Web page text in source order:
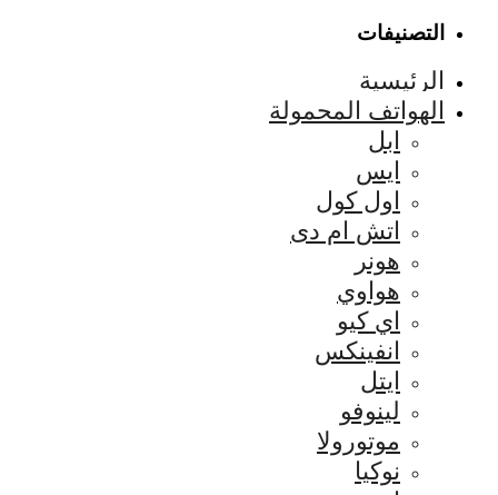
التصنيفات
الرئيسية
الهواتف المحمولة
ابل
ايس
اول كول
اتش ام دى
هونر
هواوي
اي كيو
انفينكس
ايتل
لينوفو
موتورولا
نوكيا